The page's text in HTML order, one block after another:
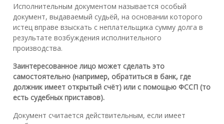
Исполнительным документом называется особый
документ, выдаваемый судьёй, на основании которого
истец вправе взыскать с неплательщика сумму долга в
результате возбуждения исполнительного
производства.
Заинтересованное лицо может сделать это
самостоятельно (например, обратиться в банк, где
должник имеет открытый счёт) или с помощью ФССП (то
есть судебных приставов).
Документ считается действительным, если имеет